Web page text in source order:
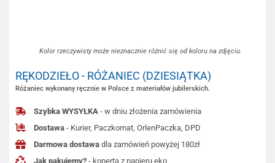
Kolor rzeczywisty może nieznacznie różnić się od koloru na zdjęciu.
RĘKODZIEŁO - RÓŻANIEC (DZIESIĄTKA)
Różaniec wykonany ręcznie w Polsce z materiałów jubilerskich.
Szybka WYSYŁKA - w dniu złożenia zamówienia
Dostawa - Kurier, Paczkomat, OrlenPaczka, DPD
Darmowa dostawa dla zamówień powyżej 180zł
Jak pakujemy? - koperta z papieru eko